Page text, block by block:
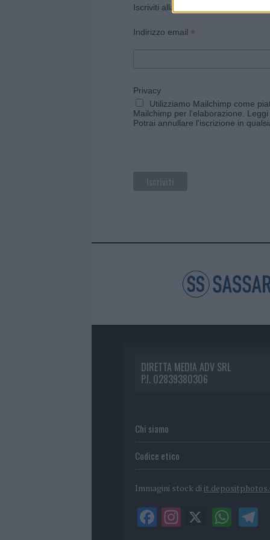
Iscriviti alla newsletter di Gallura
Indirizzo email *
Privacy
Utilizziamo Mailchimp come
Mailchimp per l'elaborazione.
Potrai annullare l'iscrizione in
DIRETTA MEDIA ADV SRL
P.I. 02839380306
Chi siamo
Codice etico
Immagini stock di